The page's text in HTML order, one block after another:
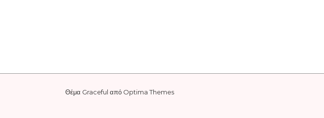
Θέμα Graceful από Optima Themes